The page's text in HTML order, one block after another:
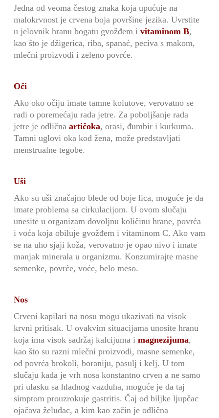
Jedna od veoma čestog znaka koja upućuje na
malokrvnost je crvena boja površine jezika. Uvrstite
u jelovnik hranu bogatu gvožđem i vitaminom B,
kao što je džigerica, riba, spanać, peciva s makom,
mlečni proizvodi i zeleno povrće.
Oči
Ako oko očiju imate tamne kolutove, verovatno se
radi o poremećaju rada jetre. Za poboljšanje rada
jetre je odlična artičoka, orasi, đumbir i kurkuma.
Tamni uglovi oka kod žena, može predstavljati
menstrualne tegobe.
Uši
Ako su uši značajno bleđe od boje lica, moguće je da
imate problema sa cirkulacijom. U ovom slučaju
unesite u organizam dovoljnu količinu hrane, povrća
i voća koja obiluje gvožđem i vitaminom C. Ako vam
se na uho sjaji koža, verovatno je opao nivo i imate
manjak minerala u organizmu. Konzumirajte masne
semenke, povrće, voće, belo meso.
Nos
Crveni kapilari na nosu mogu ukazivati na visok
krvni pritisak. U ovakvim situacijama unosite hranu
koja ima visok sadržaj kalcijuma i magnezijuma,
kao što su razni mlečni proizvodi, masne semenke,
od povrća brokoli, boraniju, pasulj i kelj. U tom
slučaju kada je vrh nosa konstantno crven a ne samo
pri ulasku sa hladnog vazduha, moguće je da taj
simptom prouzrokuje gastritis. Čaj od biljke ljupčac
ojačava želudac, a kim kao začin je odlična